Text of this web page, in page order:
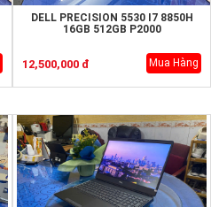
DELL PRECISION 5530 I7 8850H
16GB 512GB P2000
12,500,000 đ Mua Hàng